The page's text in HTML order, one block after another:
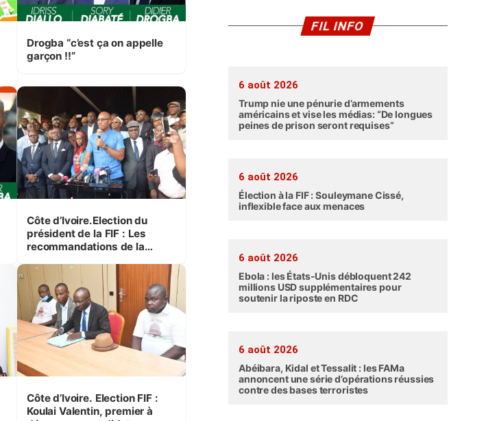
Drogba “c’est ça on appelle
garçon !!”
Côte d’Ivoire.Election du
président de la FIF : Les
recommandations de la
Côte d’Ivoire. Election FIF :
Koulai Valentin, premier à
FIL INFO
6 août 2026
Trump nie une pénurie d’armements
américains et vise les médias: “De longues
peines de prison seront requises”
6 août 2026
Élection à la FIF : Souleymane Cissé,
inflexible face aux menaces
6 août 2026
Ebola : les États-Unis débloquent 242
millions USD supplémentaires pour
soutenir la riposte en RDC
6 août 2026
Abéibara, Kidal et Tessalit : les FAMa
annoncent une série d’opérations réussies
contre des bases terroristes